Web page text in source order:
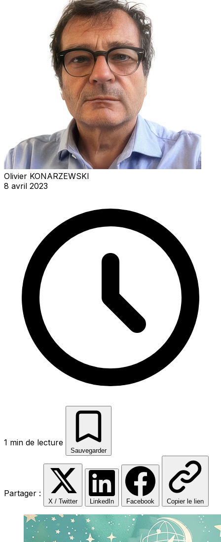
Olivier KONARZEWSKI
8 avril 2023
1 min de lecture
Sauvegarder
Partager :
X / Twitter LinkedIn Facebook Copier le lien